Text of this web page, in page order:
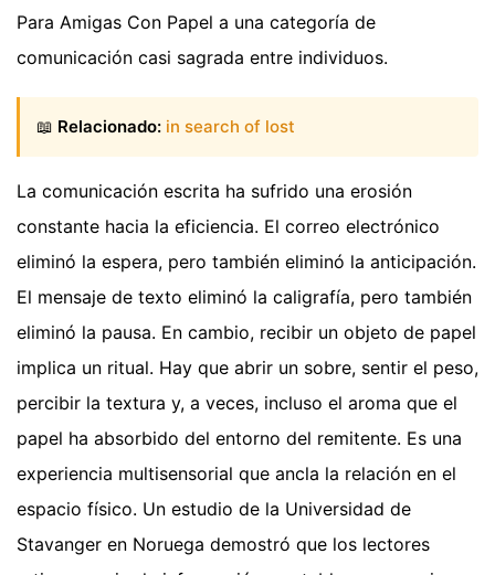
Para Amigas Con Papel a una categoría de
comunicación casi sagrada entre individuos.
📖 Relacionado: in search of lost
La comunicación escrita ha sufrido una erosión
constante hacia la eficiencia. El correo electrónico
eliminó la espera, pero también eliminó la anticipación.
El mensaje de texto eliminó la caligrafía, pero también
eliminó la pausa. En cambio, recibir un objeto de papel
implica un ritual. Hay que abrir un sobre, sentir el peso,
percibir la textura y, a veces, incluso el aroma que el
papel ha absorbido del entorno del remitente. Es una
experiencia multisensorial que ancla la relación en el
espacio físico. Un estudio de la Universidad de
Stavanger en Noruega demostró que los lectores